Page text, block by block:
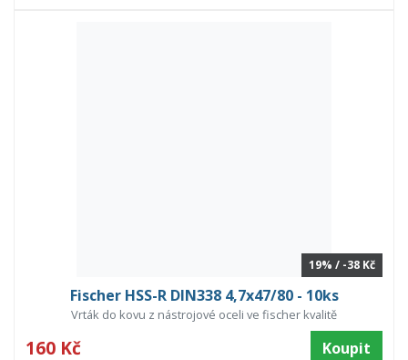
19% / -38 Kč
Fischer HSS-R DIN338 4,7x47/80 - 10ks
Vrták do kovu z nástrojové oceli ve fischer kvalitě
160 Kč Koupit